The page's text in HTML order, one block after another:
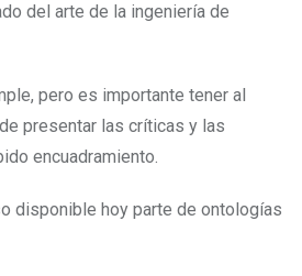
del arte de la ingeniería de
pero es importante tener al
presentar las críticas y las
encuadramiento.
disponible hoy parte de ontologías